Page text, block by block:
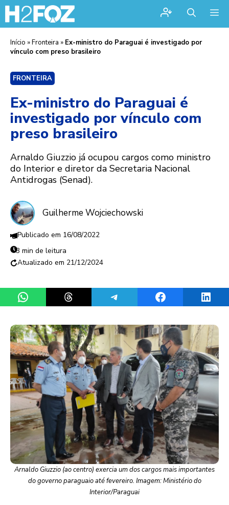
Início »Fronteira » Ex-ministro do Paraguai é investigado por
vínculo com preso brasileiro
FRONTEIRA
Ex-ministro do Paraguai é
investigado por vínculo com
preso brasileiro
Arnaldo Giuzzio já ocupou cargos como ministro
do Interior e diretor da Secretaria Nacional
Antidrogas (Senad).
Guilherme Wojciechowski
16/08/2022
3 min de leitura
21/12/2024
Share on WhatsAppShare on ThreadsShare on TelegramShare on Facebook
Arnaldo Giuzzio (ao centro) exercia um dos cargos mais importantes
do governo paraguaio até fevereiro. Imagem: Ministério do
Interior/Paraguai